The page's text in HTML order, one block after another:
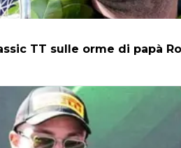
TT sulle orme di papà